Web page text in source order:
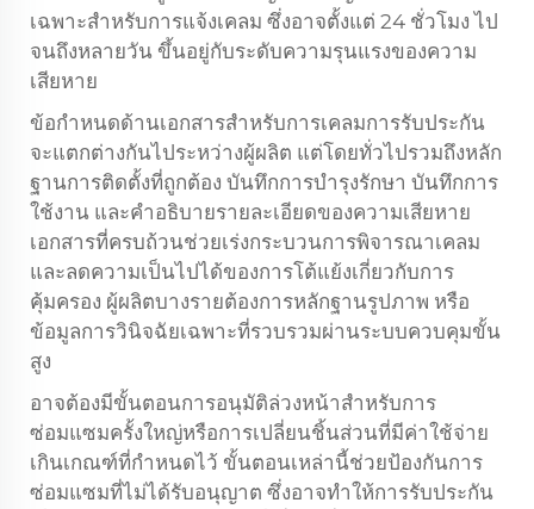
เฉพาะสำหรับการแจ้งเคลม ซึ่งอาจตั้งแต่ 24 ชั่วโมง ไป
จนถึงหลายวัน ขึ้นอยู่กับระดับความรุนแรงของความ
เสียหาย
ข้อกำหนดด้านเอกสารสำหรับการเคลมการรับประกัน
จะแตกต่างกันไประหว่างผู้ผลิต แต่โดยทั่วไปรวมถึงหลัก
ฐานการติดตั้งที่ถูกต้อง บันทึกการบำรุงรักษา บันทึกการ
ใช้งาน และคำอธิบายรายละเอียดของความเสียหาย
เอกสารที่ครบถ้วนช่วยเร่งกระบวนการพิจารณาเคลม
และลดความเป็นไปได้ของการโต้แย้งเกี่ยวกับการ
คุ้มครอง ผู้ผลิตบางรายต้องการหลักฐานรูปภาพ หรือ
ข้อมูลการวินิจฉัยเฉพาะที่รวบรวมผ่านระบบควบคุมขั้น
สูง
อาจต้องมีขั้นตอนการอนุมัติล่วงหน้าสำหรับการ
ซ่อมแซมครั้งใหญ่หรือการเปลี่ยนชิ้นส่วนที่มีค่าใช้จ่าย
เกินเกณฑ์ที่กำหนดไว้ ขั้นตอนเหล่านี้ช่วยป้องกันการ
ซ่อมแซมที่ไม่ได้รับอนุญาต ซึ่งอาจทำให้การรับประกัน